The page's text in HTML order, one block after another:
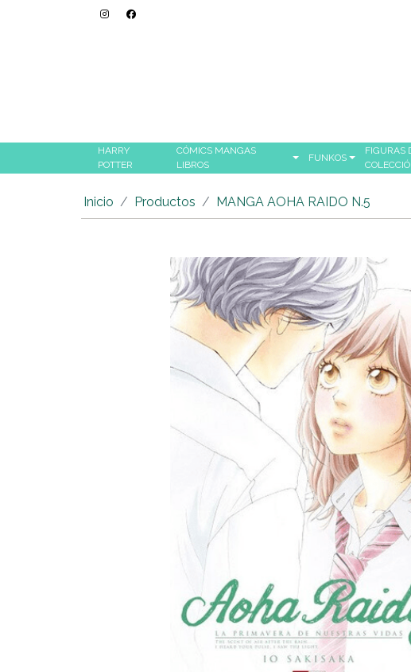
HARRY
POTTER
CÓMICS MANGAS
LIBROS
FUNKOS
FIGURAS
Inicio Productos MANGA AOHA RAIDO N.5